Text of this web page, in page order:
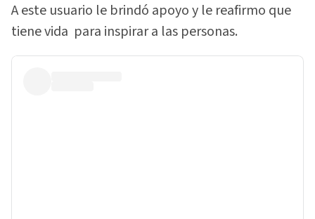
A este usuario le brindó apoyo y le reafirmo que
tiene vida para inspirar a las personas.